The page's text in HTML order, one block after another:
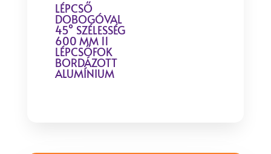
LÉPCSŐ
DOBOGÓVAL
45° SZÉLESSÉG
600 MM 11
LÉPCSŐFOK
BORDÁZOTT
ALUMÍNIUM